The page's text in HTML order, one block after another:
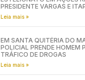
PRESIDENTE VARGAS E
Leia mais »
EM SANTA QUITÉRIA DO
POLICIAL PRENDE HOMEM
TRÁFICO DE DROGAS
Leia mais »